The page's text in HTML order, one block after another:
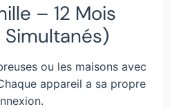
– 12 Mois
ou les maisons avec
appareil a sa propre